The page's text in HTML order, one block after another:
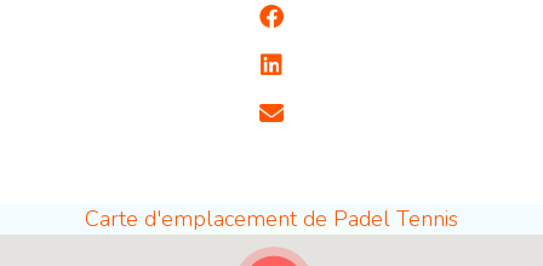
Carte d'emplacement de Padel Tennis
Sites de padel - pleine largeur pour les